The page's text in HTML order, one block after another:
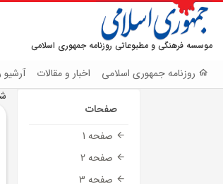
موسسه فرهنگی و مطبوعاتی روزنامه جمهوری اسلامی
روزنامه جمهوری اسلامی اخبار و مقالات آرشیو
صفحات
صفحه 1
صفحه 2
صفحه 3